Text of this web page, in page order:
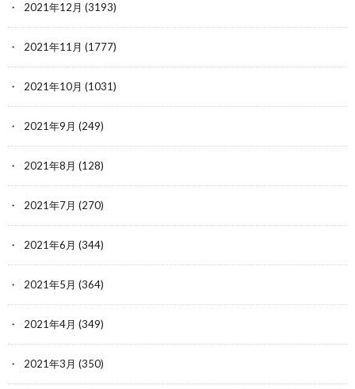
2021年12月 (3193)
2021年11月 (1777)
2021年10月 (1031)
2021年9月 (249)
2021年8月 (128)
2021年7月 (270)
2021年6月 (344)
2021年5月 (364)
2021年4月 (349)
2021年3月 (350)